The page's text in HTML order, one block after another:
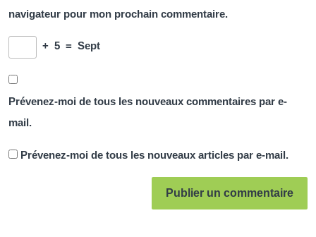
navigateur pour mon prochain commentaire.
+ 5 = Sept
Prévenez-moi de tous les nouveaux commentaires par e-
mail.
Prévenez-moi de tous les nouveaux articles par e-mail.